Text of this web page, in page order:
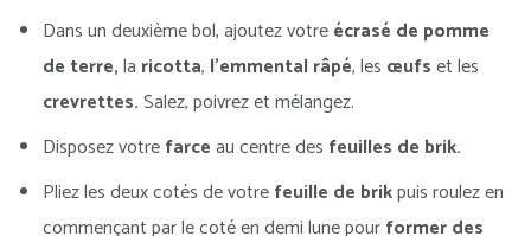
Dans un deuxième bol, ajoutez votreécrasé de pomme
de terre,la ricotta, l’emmental râpé, les œufset les
crevrettes.Salez, poivrez et mélangez.
Disposez votrefarceau centre des feuilles de brik.
Pliez les deux cotés de votrefeuille de brikpuis roulez en
commençant par le coté en demi lune pourformer des